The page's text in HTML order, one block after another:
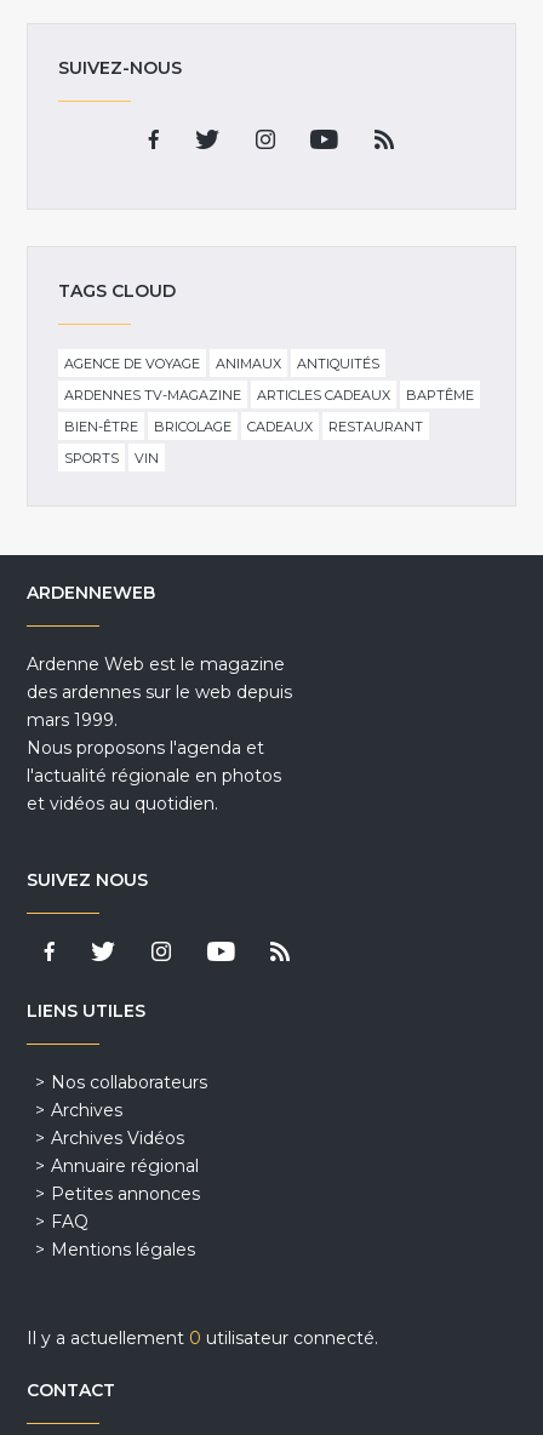
SUIVEZ-NOUS
TAGS CLOUD
AGENCE DE VOYAGE ANIMAUX
ANTIQUITÉS
ARDENNES TV-MAGAZINE
ARTICLES CADEAUX
BAPTÊME
BIEN-ÊTRE
BRICOLAGE CADEAUX
RESTAURANT
SPORTS
VIN
ARDENNEWEB
Ardenne Web est le magazine
des ardennes sur le web depuis
mars 1999.
Nous proposons l'agenda et
l'actualité régionale en photos
et vidéos au quotidien.
SUIVEZ NOUS
LIENS UTILES
Nos collaborateurs
Archives
Archives Vidéos
Annuaire régional
Petites annonces
FAQ
Mentions légales
Il y a actuellement 0 utilisateur connecté.
CONTACT